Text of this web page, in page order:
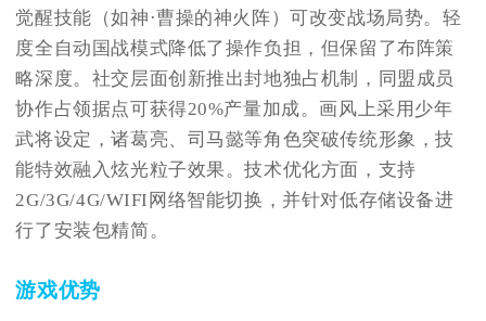
觉醒技能（如神·曹操的神火阵）可改变战场局势。轻
度全自动国战模式降低了操作负担，但保留了布阵策
略深度。社交层面创新推出封地独占机制，同盟成员
协作占领据点可获得20%产量加成。画风上采用少年
武将设定，诸葛亮、司马懿等角色突破传统形象，技
能特效融入炫光粒子效果。技术优化方面，支持
2G/3G/4G/WIFI网络智能切换，并针对低存储设备进
行了安装包精简。
游戏优势